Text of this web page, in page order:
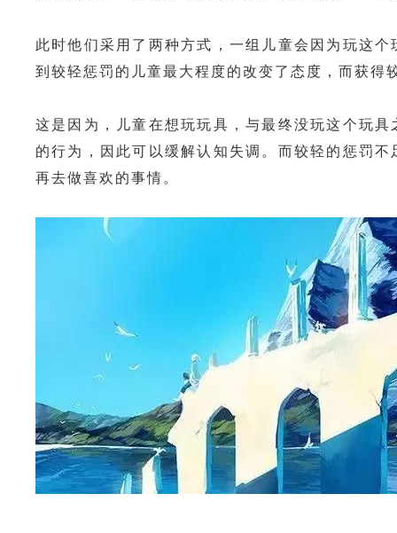
此时他们采用了两种方式，一组儿童会因为玩这
到较轻惩罚的儿童最大程度的改变了态度，而获得
这是因为，儿童在想玩玩具，与最终没玩这个玩
的行为，因此可以缓解认知失调。而较轻的惩罚
再去做喜欢的事情。